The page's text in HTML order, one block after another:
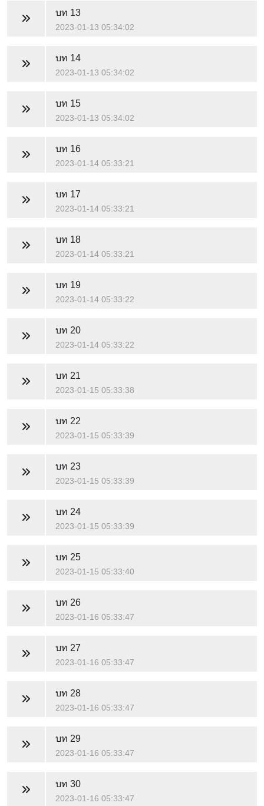
บท 13
2023-01-13 05:34:02
บท 14
2023-01-13 05:34:02
บท 15
2023-01-13 05:34:02
บท 16
2023-01-14 05:33:21
บท 17
2023-01-14 05:33:21
บท 18
2023-01-14 05:33:21
บท 19
2023-01-14 05:33:22
บท 20
2023-01-14 05:33:22
บท 21
2023-01-15 05:33:38
บท 22
2023-01-15 05:33:39
บท 23
2023-01-15 05:33:39
บท 24
2023-01-15 05:33:39
บท 25
2023-01-15 05:33:40
บท 26
2023-01-16 05:33:47
บท 27
2023-01-16 05:33:47
บท 28
2023-01-16 05:33:47
บท 29
2023-01-16 05:33:47
บท 30
2023-01-16 05:33:47